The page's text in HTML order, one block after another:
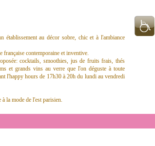
établissement au décor sobre, chic et à l'ambiance
française contemporaine et inventive.
cocktails, smoothies, jus de fruits frais, thés
et grands vins au verre que l'on déguste à toute
l'happy hours de 17h30 à 20h du lundi au vendredi
la mode de l'est parisien.